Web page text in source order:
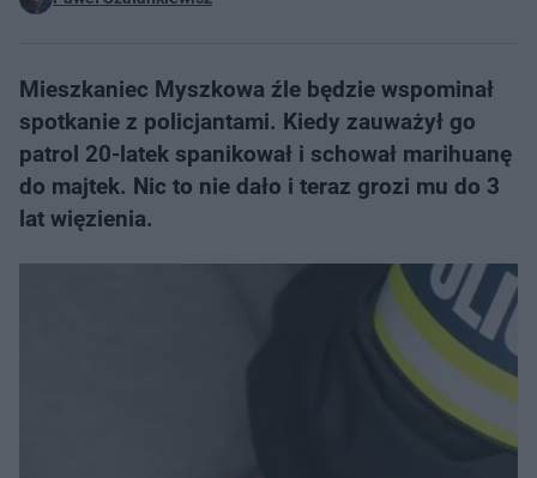
Mieszkaniec Myszkowa źle będzie wspominał
spotkanie z policjantami. Kiedy zauważył go
patrol 20-latek spanikował i schował marihuanę
do majtek. Nic to nie dało i teraz grozi mu do 3
lat więzienia.